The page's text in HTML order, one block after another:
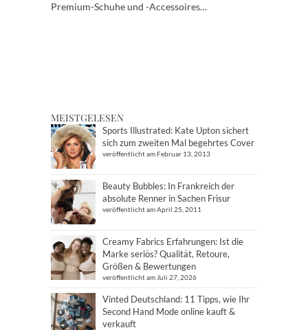
Premium-Schuhe und -Accessoires…
MEISTGELESEN
Sports Illustrated: Kate Upton sichert
sich zum zweiten Mal begehrtes Cover
veröffentlicht am Februar 13, 2013
Beauty Bubbles: In Frankreich der
absolute Renner in Sachen Frisur
veröffentlicht am April 25, 2011
Creamy Fabrics Erfahrungen: Ist die
Marke seriös? Qualität, Retoure,
Größen & Bewertungen
veröffentlicht am Juli 27, 2026
Vinted Deutschland: 11 Tipps, wie Ihr
Second Hand Mode online kauft &
verkauft